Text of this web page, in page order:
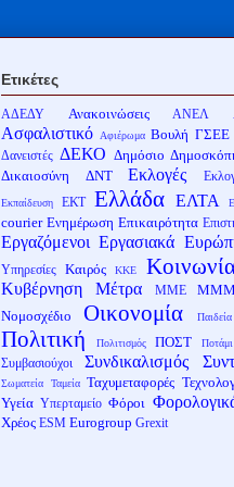
Ετικέτες
ΑΔΕΔΥ Ανακοινώσεις ΑΝΕΛ
Ασφαλιστικό Αφιέρωμα Βουλή ΓΣΕΕ
Δανειστές ΔΕΚΟ Δημόσιο
Δικαιοσύνη
ΔΝΤ Εκλογές
Εκπαίδευση ΕΚΤ Ελλάδα ΕΛΤΑ
courier Ενημέρωση Επικαιρότητα
Εργαζόμενοι Εργασιακά
Υπηρεσίες
Καιρός ΚΚΕ
Κυβέρνηση Μέτρα ΜΜΕ ΜΜΜ
Νομοσχέδιο Οικονομία Παιδεία
Πολιτική Πολιτισμός ΠΟΣΤ Ποτάμι
Συμβασιούχοι
Συνδικαλισμός
Σωματεία Ταμεία Ταχυμεταφορές
Υγεία Υπερταμείο Φόροι
Χρέος ESM Eurogroup Grexit